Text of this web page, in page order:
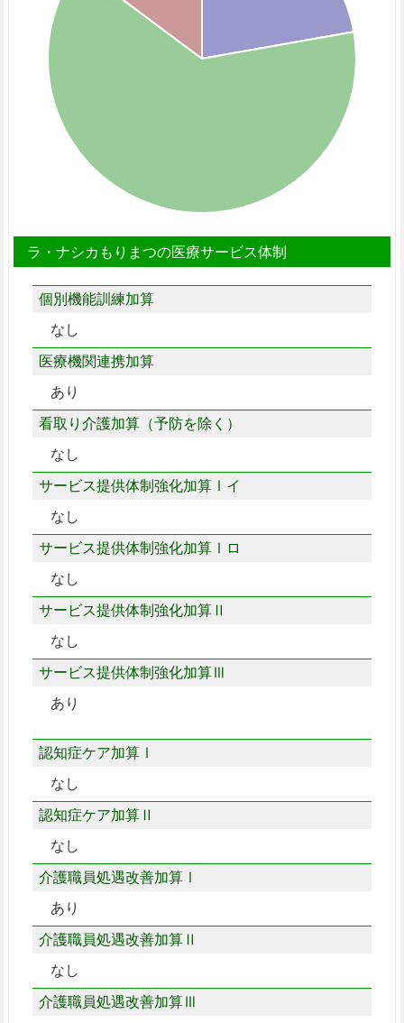
ラ・ナシカもりまつの医療サービス体制
個別機能訓練加算
なし
医療機関連携加算
あり
看取り介護加算（予防を除く）
なし
サービス提供体制強化加算Ⅰイ
なし
サービス提供体制強化加算Ⅰロ
なし
サービス提供体制強化加算Ⅱ
なし
サービス提供体制強化加算Ⅲ
あり
認知症ケア加算Ⅰ
なし
認知症ケア加算Ⅱ
なし
介護職員処遇改善加算Ⅰ
あり
介護職員処遇改善加算Ⅱ
なし
介護職員処遇改善加算Ⅲ